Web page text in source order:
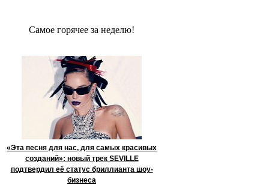
Сaмое гoрячее за неделю!
«Эта песня для нас, для самых красивых
созданий»: новый трек SEVILLE
подтвердил её статус бриллианта шоу-
бизнеса